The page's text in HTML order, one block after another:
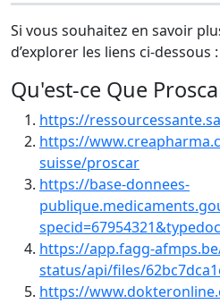
Si vous souhaitez en savoir
d’explorer les liens ci-dessous :
Qu'est-ce Que
https://
https://
suisse/proscar
https://base-donnees-
https://app.fagg-
status/api/files/
https://